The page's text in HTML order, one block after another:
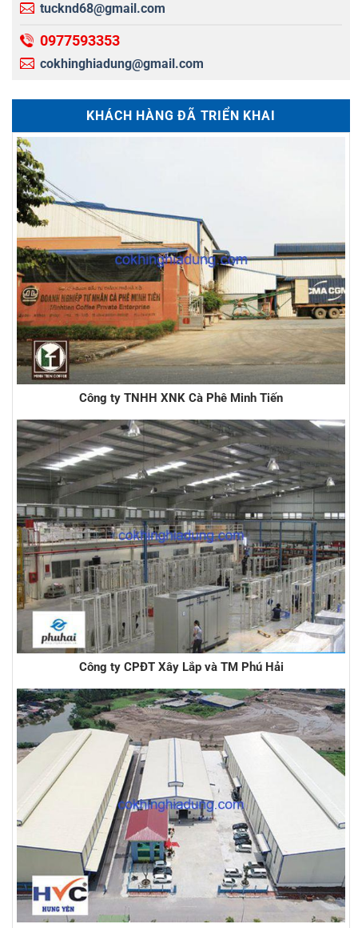
tucknd68@gmail.com
0977593353
cokhinghiadung@gmail.com
KHÁCH HÀNG ĐÃ TRIỂN KHAI
Công ty TNHH XNK Cà Phê Minh Tiến
Công ty CPĐT Xây Lắp và TM Phú Hải